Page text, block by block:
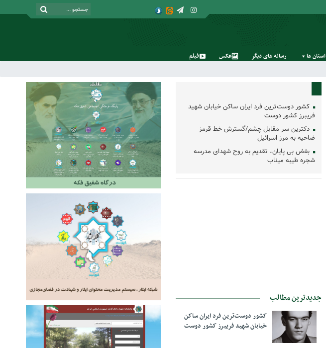
استان‌ ها رسانه‌ های‌ دیگر عکس فیلم
کشور دوست‌ترین فرد ایران ساکن خیابان شهید
فریبرز کشور دوست
دکترین سر مقابل چشم/گسترش خط قرمز
ضاحیه به مرز اسرائیل
بغض بی پایان، تقدیم به روح شهدای مدرسه
شجره طیبه میناب
جدیدترین مطالب
کشور دوست‌ترین فرد ایران ساکن
خیابان شهید فریبرز کشور دوست